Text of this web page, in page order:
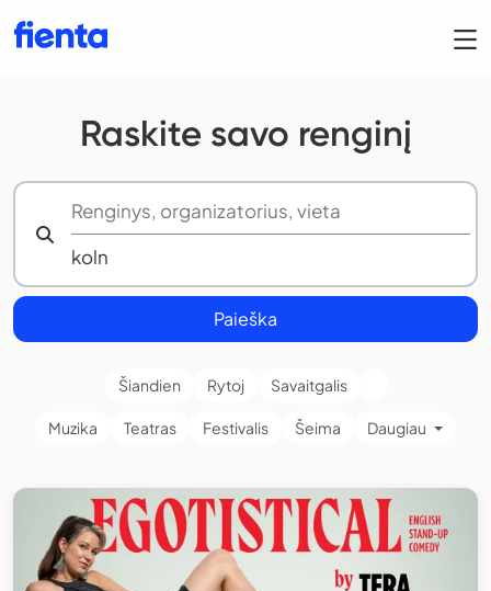
Raskite savo renginį
Paieška
Šiandien Rytoj Savaitgalis
Muzika Teatras Festivalis Šeima Daugiau